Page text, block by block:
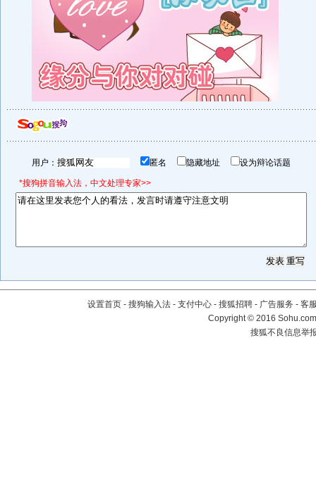
用户： 匿名 隐藏地址 设为辩论话题
*搜狗拼音输入法，中文处理专家>>
设置首页 - 搜狗输入法 - 支付中心 - 搜狐招聘 - 广告服务 - 客
Copyright©2016
搜狐不良信息举